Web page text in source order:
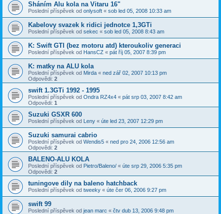
Sháním Alu kola na Vitaru 16"
Poslední příspěvek od onlysoft « sob led 05, 2008 10:33 am
Kabelovy svazek k ridici jednotce 1,3GTi
Poslední příspěvek od sekec « sob led 05, 2008 8:43 am
K: Swift GTI (bez motoru atd) kteroukoliv generaci
Poslední příspěvek od HansCZ « pát říj 05, 2007 8:39 pm
K: matky na ALU kola
Poslední příspěvek od Mirda « ned zář 02, 2007 10:13 pm
Odpovědi: 2
swift 1.3GTi 1992 - 1995
Poslední příspěvek od Ondra RZ4x4 « pát srp 03, 2007 8:42 am
Odpovědi: 1
Suzuki GSXR 600
Poslední příspěvek od Leny « úte led 23, 2007 12:29 pm
Suzuki samurai cabrio
Poslední příspěvek od Wendis5 « ned pro 24, 2006 12:56 am
Odpovědi: 2
BALENO-ALU KOLA
Poslední příspěvek od Pietro/Baleno/ « úte srp 29, 2006 5:35 pm
Odpovědi: 2
tuningove dily na baleno hatchback
Poslední příspěvek od tweeky « úte čer 06, 2006 9:27 pm
swift 99
Poslední příspěvek od jean marc « čtv dub 13, 2006 9:48 pm